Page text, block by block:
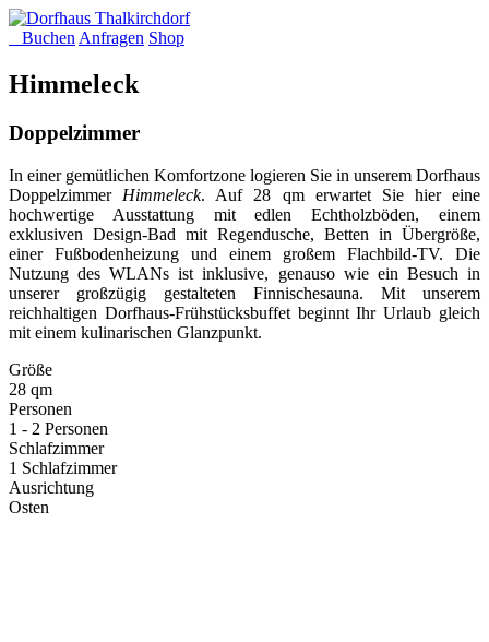
Buchen Anfragen Shop
Himmeleck
Doppelzimmer
In einer gemütlichen Komfortzone logieren Sie in unserem Dorfhaus
Doppelzimmer Himmeleck. Auf 28 qm erwartet Sie hier eine
hochwertige Ausstattung mit edlen Echtholzböden, einem
exklusiven Design-Bad mit Regendusche, Betten in Übergröße,
einer Fußbodenheizung und einem großem Flachbild-TV. Die
Nutzung des WLANs ist inklusive, genauso wie ein Besuch in
unserer großzügig gestalteten Finnischesauna. Mit unserem
reichhaltigen Dorfhaus-Frühstücksbuffet beginnt Ihr Urlaub gleich
mit einem kulinarischen Glanzpunkt.
Größe
28 qm
Personen
1 - 2 Personen
Schlafzimmer
1 Schlafzimmer
Ausrichtung
Osten